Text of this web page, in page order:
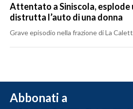
Attentato a Siniscola, esplode
distrutta l’auto di una donna
Grave episodio nella frazione di La
Abbonati a